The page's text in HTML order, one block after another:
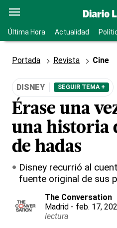
Última Hora Actualidad
Portada Revista Cine
DISNEY SEGUIR TEMA +
Érase una
una historia
de hadas
Disney recurrió al
fuente original de sus
The Conversation
Madrid - feb. 17,
lectura